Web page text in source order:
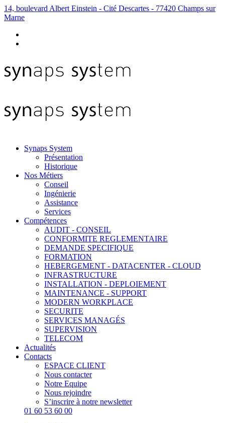
14, boulevard Albert Einstein - Cité Descartes - 77420 Champs sur
Marne
Synaps System
Présentation
Historique
Nos Métiers
Conseil
Ingénierie
Assistance
Services
Compétences
AUDIT - CONSEIL
CONFORMITE REGLEMENTAIRE
DEMANDE SPECIFIQUE
FORMATION
HEBERGEMENT - DATACENTER - CLOUD
INFRASTRUCTURE
INSTALLATION - DEPLOIEMENT
MAINTENANCE - SUPPORT
MODERN WORKPLACE
SECURITE
SERVICES MANAGÉS
SUPERVISION
TELECOM
Actualités
Contacts
ESPACE CLIENT
Nous contacter
Notre Equipe
Nous rejoindre
S’inscrire à notre newsletter
01 60 53 60 00